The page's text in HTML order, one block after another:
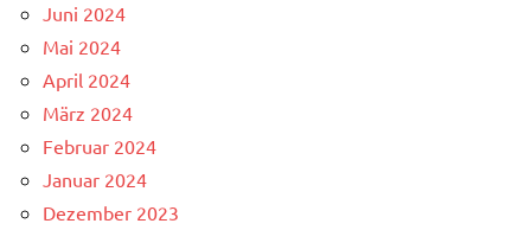
Juni 2024
Mai 2024
April 2024
März 2024
Februar 2024
Januar 2024
Dezember 2023